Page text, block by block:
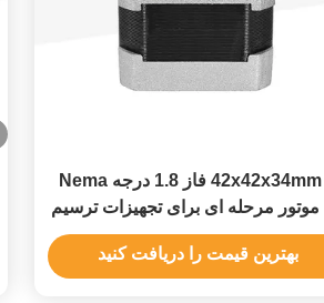
42x42x34mm 2 فاز 1.8 درجه Nema
بهترین قیمت را دریافت کنید